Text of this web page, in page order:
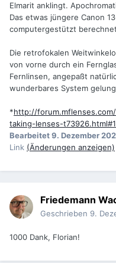
Elmarit anklingt.
Das etwas jüngere Canon
computergestützt
Die retrofokalen
von vorne durch ein
Fernlinsen, angepaßt
wunderbares System
*http://
taking-lenses-
Bearbeitet9. Dezember
Link (Änderungen anzeigen)
Friedemann
Geschrieben 9.
1000 Dank, Florian!